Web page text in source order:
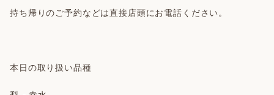
持ち帰りのご予約などは直接店頭にお電話ください。
本日の取り扱い品種